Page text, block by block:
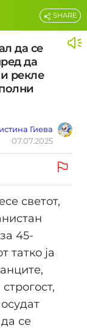
да се
да
рекле
Гиева
07.07.2025
SHARE
светот,
45-
татко ја
се